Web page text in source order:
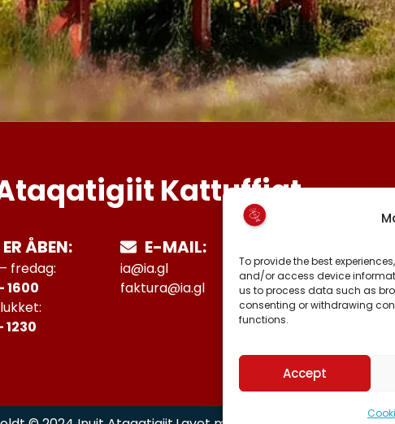
To provide the best
and/or access device
us to process data such as
consenting or withdrawing
functions.
Accept
Kattuffiat
ÅBEN:
fredag:
1600
1230
E-MAIL:
ia@ia.gl
faktura@ia.gl
25027388
KONTO